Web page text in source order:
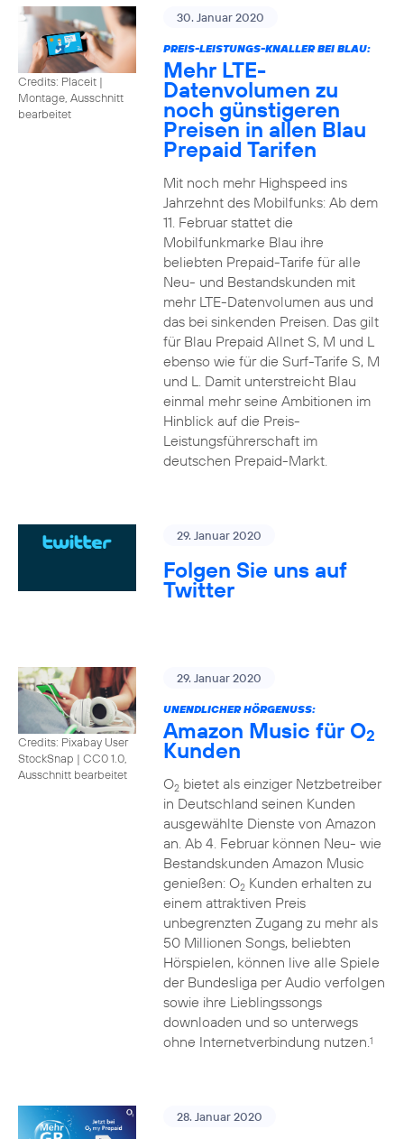
Credits: Placeit |
Montage, Ausschnitt
bearbeitet
30. Januar 2020
PREIS-LEISTUNGS-KNALLER BEI BLAU:
Mehr LTE-
Datenvolumen zu
noch günstigeren
Preisen in allen Blau
Prepaid Tarifen
Mit noch mehr Highspeed ins
Jahrzehnt des Mobilfunks: Ab dem
11. Februar stattet die
Mobilfunkmarke Blau ihre
beliebten Prepaid-Tarife für alle
Neu- und Bestandskunden mit
mehr LTE-Datenvolumen aus und
das bei sinkenden Preisen. Das gilt
für Blau Prepaid Allnet S, M und L
ebenso wie für die Surf-Tarife S, M
und L. Damit unterstreicht Blau
einmal mehr seine Ambitionen im
Hinblick auf die Preis-
Leistungsführerschaft im
deutschen Prepaid-Markt.
29. Januar 2020
Folgen Sie uns auf
Twitter
Credits: Pixabay User
StockSnap | CC0 1.0,
Ausschnitt bearbeitet
29. Januar 2020
UNENDLICHER HÖRGENUSS:
Amazon Music für O2
Kunden
O2bietet als einziger Netzbetreiber
in Deutschland seinen Kunden
ausgewählte Dienste von Amazon
an. Ab 4. Februar können Neu- wie
Bestandskunden Amazon Music
genießen: O2Kunden erhalten zu
einem attraktiven Preis
unbegrenzten Zugang zu mehr als
50 Millionen Songs, beliebten
Hörspielen, können live alle Spiele
der Bundesliga per Audio verfolgen
sowie ihre Lieblingssongs
downloaden und so unterwegs
ohne Internetverbindung nutzen.1
28. Januar 2020